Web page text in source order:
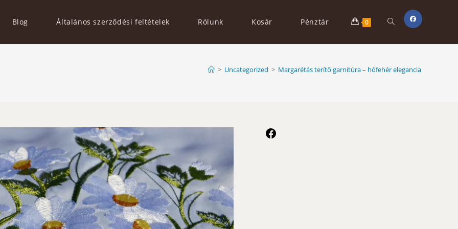
Blog Általános szerződési feltételek Rólunk Kosár Pénztár 0 Toggle
website
> Uncategorized > Margarétás terítő garnitúra – hófehér elegancia
Facebook